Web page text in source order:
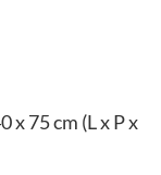
x 75 cm (L x P x